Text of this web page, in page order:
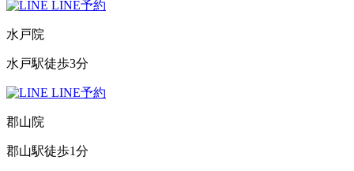
LINE予約
水戸院
水戸駅徒歩3分
LINE予約
郡山院
郡山駅徒歩1分